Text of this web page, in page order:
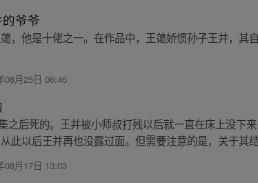
爷爷
，他是十佬之一。在作品中，王蔼娇惯孙子王并，
08月25日 06:46
之后死的。王并被小师叔打残以后就一直在床上没下
此以后王并再也没露过面。但需要注意的是，关于其
08月17日 13:03